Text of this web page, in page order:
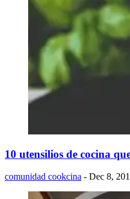
10 utensilios de cocina
comunidad cookcina - Dec 8,